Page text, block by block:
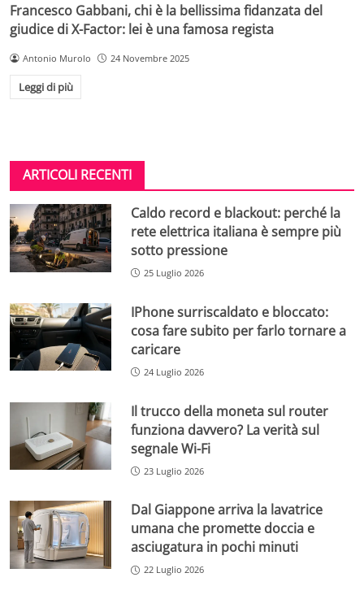
Francesco Gabbani, chi è la bellissima fidanzata del
giudice di X-Factor: lei è una famosa regista
Antonio Murolo 24 Novembre 2025
Leggi di più
ARTICOLI RECENTI
Caldo record e blackout: perché la
rete elettrica italiana è sempre più
sotto pressione
25 Luglio 2026
IPhone surriscaldato e bloccato:
cosa fare subito per farlo tornare a
caricare
24 Luglio 2026
Il trucco della moneta sul router
funziona davvero? La verità sul
segnale Wi-Fi
23 Luglio 2026
Dal Giappone arriva la lavatrice
umana che promette doccia e
asciugatura in pochi minuti
22 Luglio 2026